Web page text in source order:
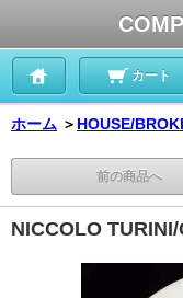
カート
ホーム ＞ HOUSE/
前の商品へ
NICCOLO